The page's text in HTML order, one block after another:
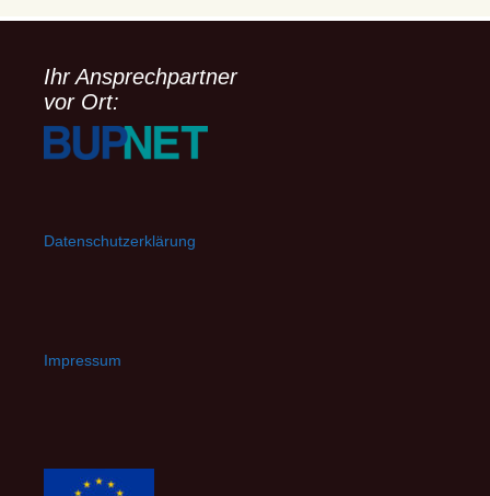
Ihr Ansprechpartner
vor Ort:
Datenschutzerklärung
Impressum